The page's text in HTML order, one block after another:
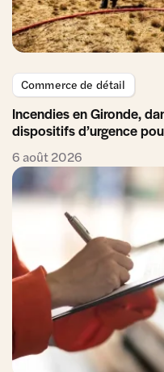
Commerce de détail
Incendies en Gironde,
dispositifs d’urgence
6 août 2026